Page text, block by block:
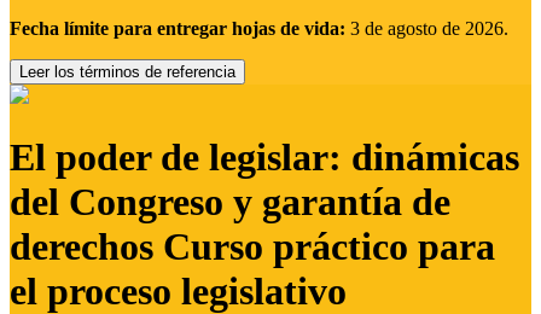
Fecha límite para entregar hojas de vida: 3 de agosto de 2026.
Leer los términos de referencia
El poder de legislar: dinámicas
del Congreso y garantía de
derechos Curso práctico para
el proceso legislativo